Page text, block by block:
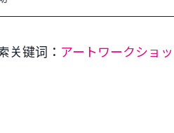
关键词： アートワークショ